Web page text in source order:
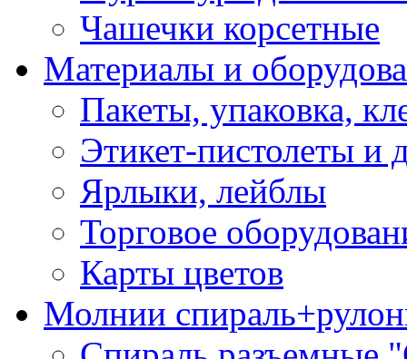
Чашечки корсетные
Материалы и
Пакеты, упаковка,
Этикет-пистолеты и
Ярлыки, лейблы
Торговое
Карты цветов
Молнии